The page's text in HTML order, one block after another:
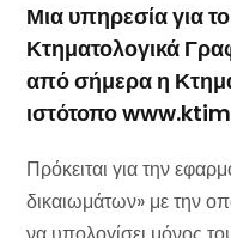
Μια υπηρεσία για
Κτηματολογικά
από σήμερα η
ιστότοπο
Πρόκειται για την
δικαιωμάτων» με την